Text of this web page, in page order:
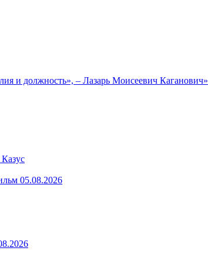
и должность», – Лазарь Моисеевич Каганович»
05.08.2026